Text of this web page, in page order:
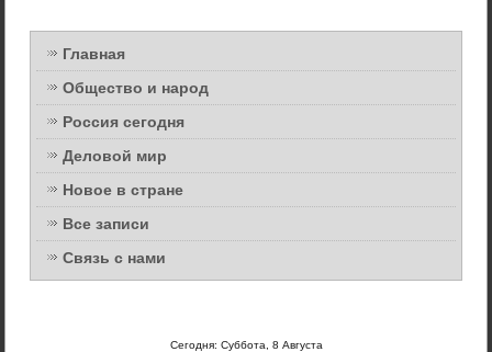
Главная
Общество и народ
Россия сегодня
Деловой мир
Новое в стране
Все записи
Связь с нами
Сегодня: Суббота, 8 Августа